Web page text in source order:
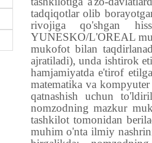
tadqiqotlar olib
rivojiga qo'shgan
YUNESKO/L'OREAL
mukofot bilan
ajratiladi), unda ishtirok
hamjamiyatda e'tirof
matematika va
qatnashish uchun
nomzodning mazkur
tashkilot tomonidan
muhim o'nta ilmiy